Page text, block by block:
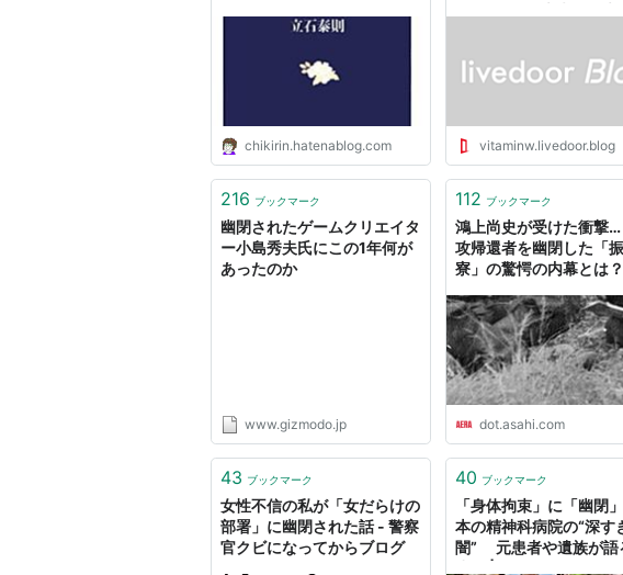
chikirin.hatenablog.com vitaminw.livedoor.blog
216 ブックマーク
幽閉されたゲームクリエイタ
ー小島秀夫氏にこの1年何が
あったのか
www.gizmodo.jp
112 ブックマーク
鴻上尚史が受けた衝
攻帰還者を幽閉した「
寮」の驚愕の内幕とは？ |
タル）
dot.asahi.com
43 ブックマーク
女性不信の私が「女だらけの
部署」に幽閉された話 - 警察
官クビになってからブログ
40 ブックマーク
「身体拘束」に「幽閉
本の精神科病院の“深す
闇” 元患者や遺族が語